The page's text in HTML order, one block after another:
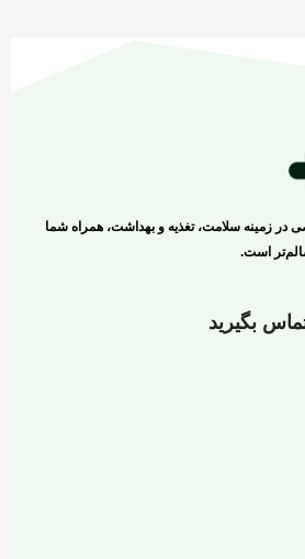
در زمینه سلامت، تغذیه و بهداشت، همراه شما
است.
بگیرید